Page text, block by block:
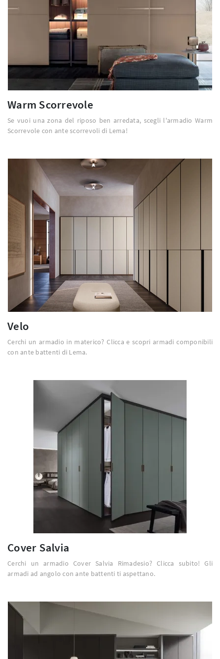
Warm Scorrevole
Se vuoi una zona del riposo ben arredata, scegli l'armadio Warm
Scorrevole con ante scorrevoli di Lema!
Velo
Cerchi un armadio in materico? Clicca e scopri armadi componibili
con ante battenti di Lema.
Cover Salvia
Cerchi un armadio Cover Salvia Rimadesio? Clicca subito! Gli
armadi ad angolo con ante battenti ti aspettano.